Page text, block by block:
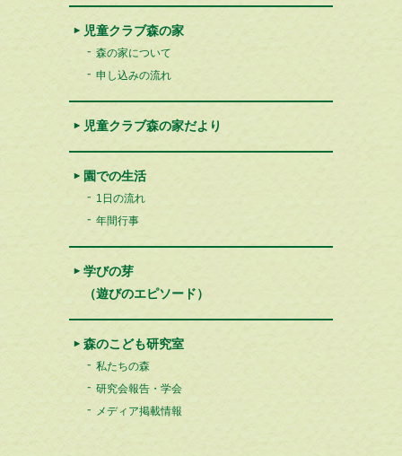
児童クラブ森の家
森の家について
申し込みの流れ
児童クラブ森の家だより
園での生活
1日の流れ
年間行事
学びの芽
（遊びのエピソード）
森のこども研究室
私たちの森
研究会報告・学会
メディア掲載情報